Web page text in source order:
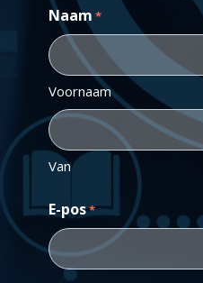
Naam *
Voornaam
Van
E-pos*